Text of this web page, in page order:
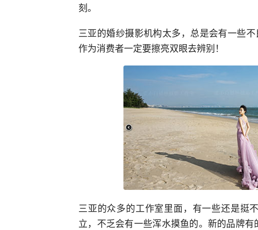
刻。
三亚的婚纱摄影机构太多，总是会有一些
作为消费者一定要擦亮双眼去辨别！
三亚的众多的工作室里面，有一些还是挺
立，不乏会有一些浑水摸鱼的。新的品牌